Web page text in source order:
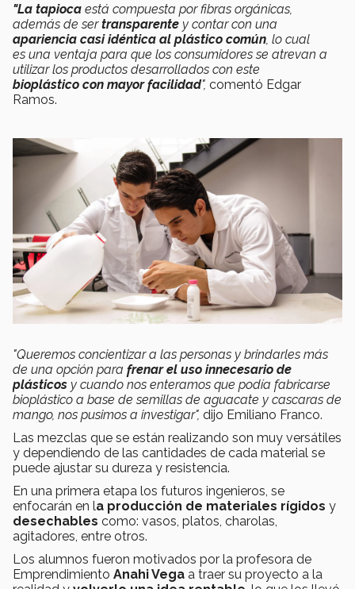
"La tapioca está compuesta por fibras orgánicas,
además de sertransparente y contar con una
apariencia casi idéntica al plástico común , lo cual
es una ventaja para que los consumidores se atrevan a
utilizar los productos desarrollados con este
bioplástico con mayor facilidad", comentó Edgar
Ramos.
"Queremos concientizar a las personas y brindarles más
de una opción para frenar el uso innecesario de
plásticos y cuando nos enteramos que podía fabricarse
bioplástico a base de semillas de aguacate y cascaras de
mango, nos pusimos a investigar", dijo Emiliano Franco.
Las mezclas que se están realizando son muy versátiles
y dependiendo de las cantidades de cada material se
puede ajustar su dureza y resistencia.
En una primera etapa los futuros ingenieros, se
enfocarán en la producción de materiales rígidos y
desechables como: vasos, platos, charolas,
agitadores, entre otros.
Los alumnos fueron motivados por la profesora de
Emprendimiento Anahi Vega a traer su proyecto a la